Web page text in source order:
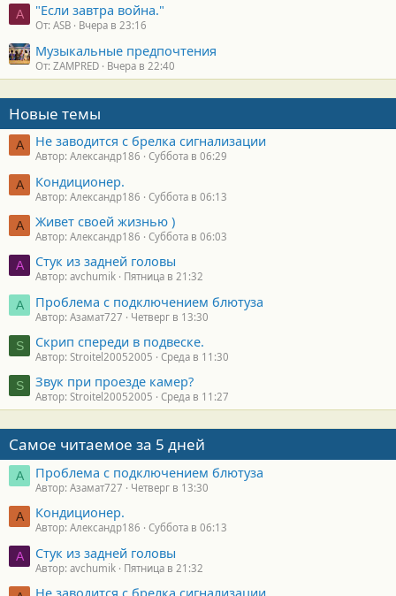
A "Если завтра война."
От: ASB Вчера в 23:16
Музыкальные предпочтения
От: ZAMPRED Вчера в 22:40
Новые темы
А Не заводится с брелка сигнализации
Автор: Александр186 Суббота в 06:29
А Кондиционер.
Автор: Александр186 Суббота в 06:13
А Живет своей жизнью )
Автор: Александр186 Суббота в 06:03
A Стук из задней головы
Автор: avchumik Пятница в 21:32
А Проблема с подключением блютуза
Автор: Азамат727 Четверг в 13:30
S Скрип спереди в подвеске.
Автор: Stroitel20052005 Среда в 11:30
S Звук при проезде камер?
Автор: Stroitel20052005 Среда в 11:27
Самое читаемое за 5 дней
А Проблема с подключением блютуза
Автор: Азамат727 Четверг в 13:30
А Кондиционер.
Автор: Александр186 Суббота в 06:13
A Стук из задней головы
Автор: avchumik Пятница в 21:32